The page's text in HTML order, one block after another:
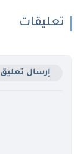
تعليقات
إرسال تعليق